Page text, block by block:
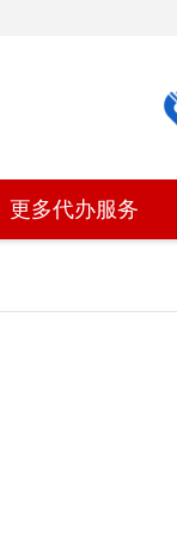
更多代办服务